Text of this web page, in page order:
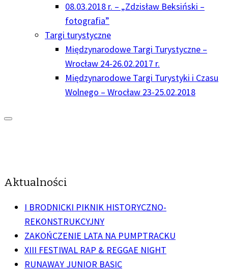
08.03.2018 r. – „Zdzisław Beksiński –
fotografia”
Targi turystyczne
Międzynarodowe Targi Turystyczne –
Wrocław 24-26.02.2017 r.
Międzynarodowe Targi Turystyki i Czasu
Wolnego – Wrocław 23-25.02.2018
Aktualności
I BRODNICKI PIKNIK HISTORYCZNO-
REKONSTRUKCYJNY
ZAKOŃCZENIE LATA NA PUMPTRACKU
XIII FESTIWAL RAP & REGGAE NIGHT
RUNAWAY JUNIOR BASIC